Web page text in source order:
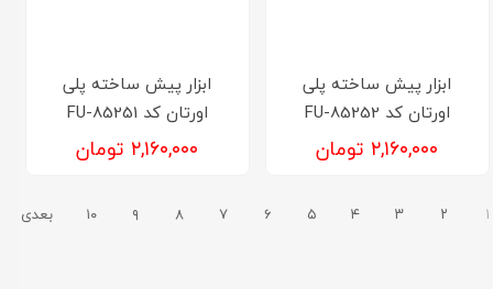
ابزار پیش ساخته پلی
اورتان کد FU-85252
۲,۱۶۰,۰۰۰ تومان
ابزار پیش ساخته پلی
اورتان کد FU-85251
۲,۱۶۰,۰۰۰ تومان
۱ ۲ ۳ ۴ ۵ ۶ ۷ ۸ ۹ ۱۰ بعدی